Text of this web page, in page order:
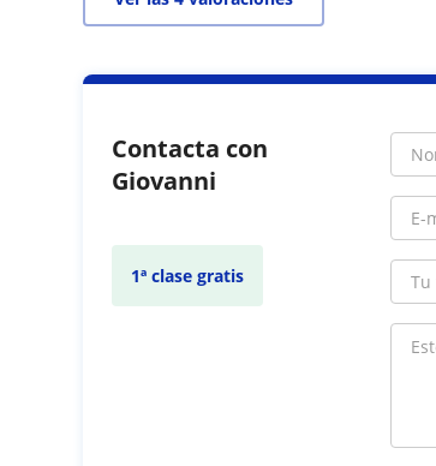
Contacta con
Giovanni
1ª clase gratis